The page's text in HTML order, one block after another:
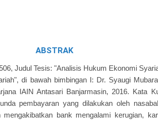
ABSTRAK
Judul Tesis: "Analisis Hukum Ekonomi
di bawah bimbingan I: Dr. Syaugi
IAIN Antasari Banjarmasin, 2016. Kata
pembayaran yang dilakukan oleh
bank mengalami kerugian,